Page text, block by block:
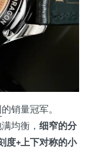
的销量冠军。
均衡， 细窄的分
度+上下对称的小